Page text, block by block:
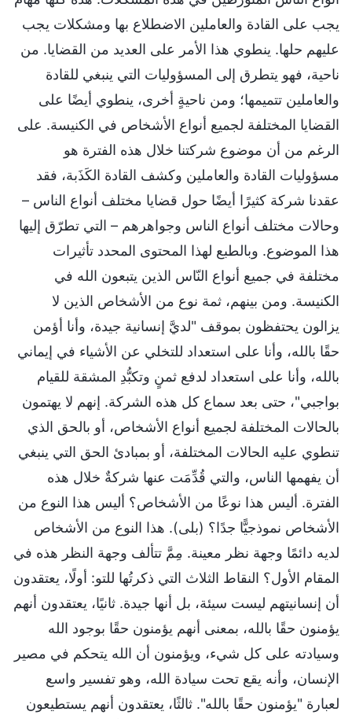
يجب على القادة والعاملين الاضطلاع بها ومشكلات يجب
عليهم حلها. ينطوي هذا الأمر على العديد من القضايا. من
ناحية، فهو يتطرق إلى المسؤوليات التي ينبغي للقادة
والعاملين تتميمها؛ ومن ناحيةٍ أخرى، ينطوي أيضًا على
القضايا المختلفة لجميع أنواع الأشخاص في الكنيسة. على
الرغم من أن موضوع شركتنا خلال هذه الفترة هو
مسؤوليات القادة والعاملين وكشف القادة الكَذَبة، فقد
عقدنا شركة كثيرًا أيضًا حول قضايا مختلف أنواع الناس –
وحالات مختلف أنواع الناس وجواهرهم – التي تطرّق إليها
هذا الموضوع. وبالطبع لهذا المحتوى المحدد تأثيرات
مختلفة في جميع أنواع النّاس الذين يتبعون الله في
الكنيسة. ومن بينهم، ثمة نوع من الأشخاص الذين لا
يزالون يحتفظون بموقف "لديَّ إنسانية جيدة، وأنا أؤمن
حقًا بالله، وأنا على استعداد للتخلي عن الأشياء في إيماني
بالله، وأنا على استعداد لدفع ثمنٍ وتكبُّدِ المشقة للقيام
بواجبي"، حتى بعد سماع كل هذه الشركة. إنهم لا يهتمون
بالحالات المختلفة لجميع أنواع الأشخاص، أو بالحق الذي
تنطوي عليه الحالات المختلفة، أو بمبادئ الحق التي ينبغي
أن يفهمها الناس، والتي قُدِّمَت عنها شركةٌ خلال هذه
الفترة. أليس هذا نوعًا من الأشخاص؟ أليس هذا النوع من
الأشخاص نموذجيًّا جدًا؟ (بلى). هذا النوع من الأشخاص
لديه دائمًا وجهة نظر معينة. مِمَّ تتألف وجهة النظر هذه في
المقام الأول؟ النقاط الثلاث التي ذكرتُها للتو: أولًا، يعتقدون
أن إنسانيتهم ليست سيئة، بل أنها جيدة. ثانيًا، يعتقدون أنهم
يؤمنون حقًا بالله، بمعنى أنهم يؤمنون حقًا بوجود الله
وسيادته على كل شيء، ويؤمنون أن الله يتحكم في مصير
الإنسان، وأنه يقع تحت سيادة الله، وهو تفسير واسع
لعبارة "يؤمنون حقًا بالله". ثالثًا، يعتقدون أنهم يستطيعون